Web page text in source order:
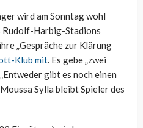
wird am Sonntag wohl
Rudolf-Harbig-Stadions
„Gespräche zur Klärung
Klub mit. Es gebe „zwei
Entweder gibt es noch einen
Sylla bleibt Spieler des